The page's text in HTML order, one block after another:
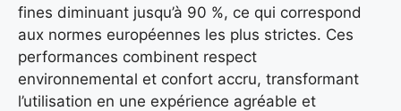
fines diminuant jusqu’à 90 %, ce qui correspond
aux normes européennes les plus strictes. Ces
performances combinent respect
environnemental et confort accru, transformant
l’utilisation en une expérience agréable et